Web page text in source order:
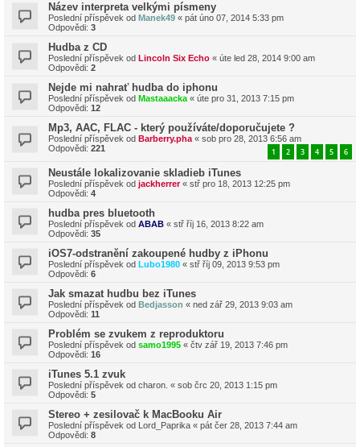
Název interpreta velkými písmeny
Poslední příspěvek od Manek49 « pát úno 07, 2014 5:33 pm
Odpovědi: 3
Hudba z CD
Poslední příspěvek od Lincoln Six Echo « úte led 28, 2014 9:00 am
Odpovědi: 2
Nejde mi nahrať hudba do iphonu
Poslední příspěvek od Mastaaacka « úte pro 31, 2013 7:15 pm
Odpovědi: 12
Mp3, AAC, FLAC - který používáte/doporučujete ?
Poslední příspěvek od Barberry.pha « sob pro 28, 2013 6:56 am
Odpovědi: 221 1 2 3 4 5 6
Neustále lokalizovanie skladieb iTunes
Poslední příspěvek od jackherrer« stř pro 18, 2013 12:25 pm
Odpovědi: 4
hudba pres bluetooth
Poslední příspěvek od ABAB « stř říj 16, 2013 8:22 am
Odpovědi: 35
iOS7-odstranění zakoupené hudby z iPhonu
Poslední příspěvek od Lubo1980 « stř říj 09, 2013 9:53 pm
Odpovědi: 6
Jak smazat hudbu bez iTunes
Poslední příspěvek od Bedjasson « ned zář 29, 2013 9:03 am
Odpovědi: 11
Problém se zvukem z reproduktoru
Poslední příspěvek od samo1995 « čtv zář 19, 2013 7:46 pm
Odpovědi: 16
iTunes 5.1 zvuk
Poslední příspěvek od charon. « sob črc 20, 2013 1:15 pm
Odpovědi: 5
Stereo + zesilovač k MacBooku Air
Poslední příspěvek od Lord_Paprika « pát čer 28, 2013 7:44 am
Odpovědi: 8